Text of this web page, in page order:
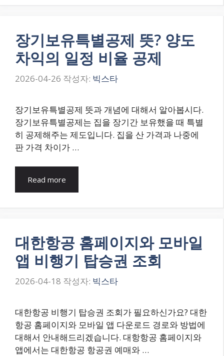
장기보유특별공제 뜻? 양도
차익의 일정 비율 공제
2026-04-26 작성자: 빅스타
장기보유특별공제 뜻과 개념에 대해서 알아봅시다.
장기보유특별공제는 집을 장기간 보유했을 때 특별
히 공제해주는 제도입니다. 집을 산 가격과 나중에
판 가격 차이가 …
Read more
대한항공 홈페이지와 모바일
앱 비행기 탑승권 조회
2026-04-18 작성자: 빅스타
대한항공 비행기 탑승권 조회가 필요하신가요? 대한
항공 홈페이지와 모바일 앱 다운로드 경로와 방법에
대해서 안내해드리겠습니다. 대항항공 홈페이지와
앱에서는 대한항공 항공권 예매와 …